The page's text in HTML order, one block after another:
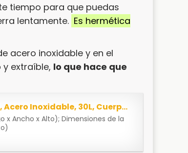
tiempo para que puedas
lentamente. Es hermética
acero inoxidable y en el
extraíble, lo que hace que
Songmics LTB01L Cubo de Basura con Pedal, Acero Inoxidable, 30L, Cuerpo plateado, Cubeta negra
x Ancho x Alto); Dimensiones de la